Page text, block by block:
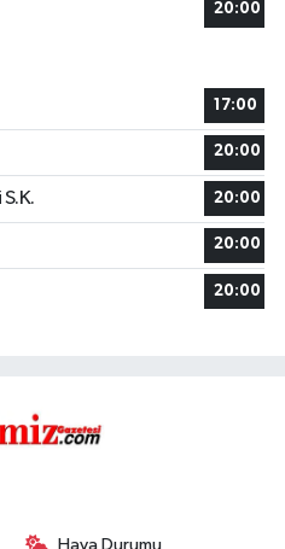
20:00
17:00
20:00
20:00
20:00
20:00
Hava Durumu